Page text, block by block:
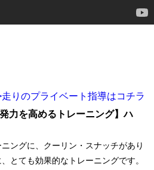
りのプライベート指導はコチラ
力を高めるトレーニング】ハ
ングに、クーリン・スナッチがあり
とても効果的なトレーニングです。